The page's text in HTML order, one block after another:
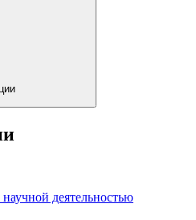
деятельностью